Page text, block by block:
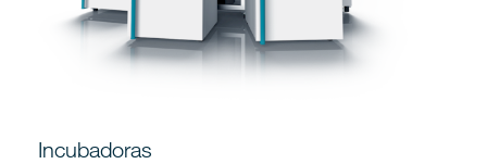
Incubadoras